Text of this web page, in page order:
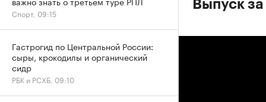
Выпуск
Спорт, 09:15
Гастрогид по Центральной России:
сыры, крокодилы и органический
сидр
РБК и РСХБ, 09:10